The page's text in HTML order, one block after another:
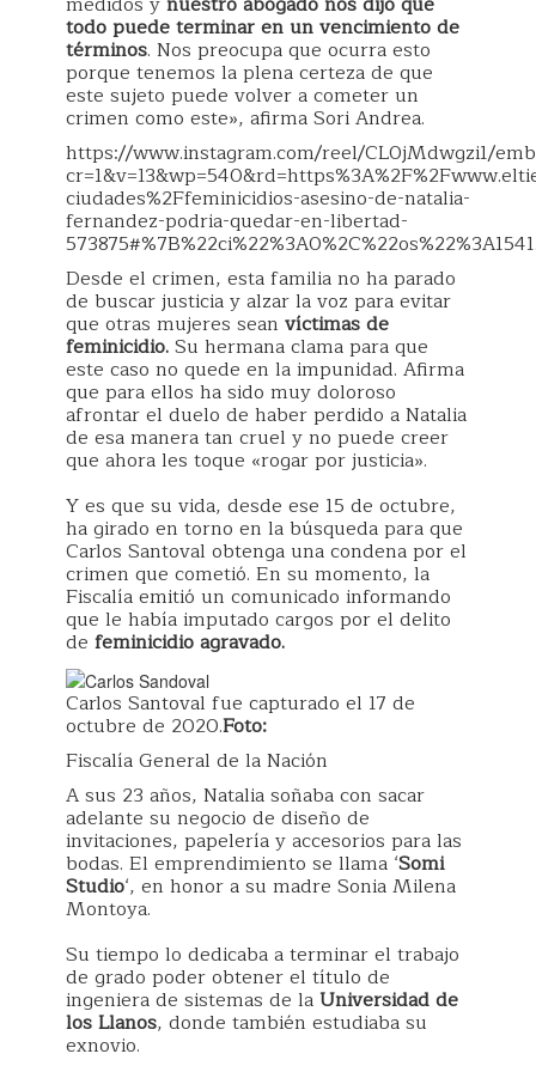
todo puede terminar en un vencimiento de
términos. Nos preocupa que ocurra esto
porque tenemos la plena certeza de que
este sujeto puede volver a cometer un
crimen como este», afirma Sori Andrea.
https://www.instagram.com/reel/CL0jMdwgzi1/
ciudades%2Ffeminicidios-asesino-de-natalia-
fernandez-podria-quedar-en-libertad-
Desde el crimen, esta familia no ha parado
de buscar justicia y alzar la voz para evitar
que otras mujeres sean víctimas de
feminicidio.Su hermana clama para que
este caso no quede en la impunidad. Afirma
que para ellos ha sido muy doloroso
afrontar el duelo de haber perdido a Natalia
de esa manera tan cruel y no puede creer
que ahora les toque «rogar por justicia».
Y es que su vida, desde ese 15 de octubre,
ha girado en torno en la búsqueda para que
Carlos Santoval obtenga una condena por el
crimen que cometió. En su momento, la
Fiscalía emitió un comunicado informando
que le había imputado cargos por el delito
de feminicidio agravado.
Carlos Santoval fue capturado el 17 de
octubre de 2020.Foto:
Fiscalía General de la Nación
A sus 23 años, Natalia soñaba con sacar
adelante su negocio de diseño de
invitaciones, papelería y accesorios para las
bodas. El emprendimiento se llama ‘Somi
Studio‘, en honor a su madre Sonia Milena
Montoya.
Su tiempo lo dedicaba a terminar el trabajo
de grado poder obtener el título de
ingeniera de sistemas de laUniversidad de
los Llanos, donde también estudiaba su
exnovio.